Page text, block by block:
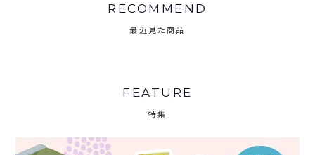
RECOMMEND
最近見た商品
FEATURE
特集